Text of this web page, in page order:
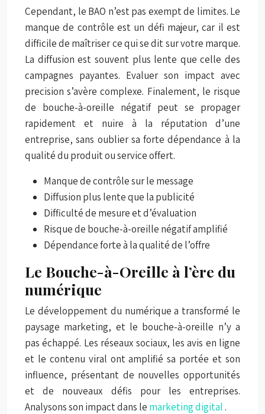
Cependant, le BAO n’est pas exempt de limites. Le
manque de contrôle est un défi majeur, car il est
difficile de maîtriser ce qui se dit sur votre marque.
La diffusion est souvent plus lente que celle des
campagnes payantes. Evaluer son impact avec
precision s’avère complexe. Finalement, le risque
de bouche-à-oreille négatif peut se propager
rapidement et nuire à la réputation d’une
entreprise, sans oublier sa forte dépendance à la
qualité du produit ou service offert.
Manque de contrôle sur le message
Diffusion plus lente que la publicité
Difficulté de mesure et d’évaluation
Risque de bouche-à-oreille négatif amplifié
Dépendance forte à la qualité de l’offre
Le Bouche-à-Oreille à l’ère du
numérique
Le développement du numérique a transformé le
paysage marketing, et le bouche-à-oreille n’y a
pas échappé. Les réseaux sociaux, les avis en ligne
et le contenu viral ont amplifié sa portée et son
influence, présentant de nouvelles opportunités
et de nouveaux défis pour les entreprises.
Analysons son impact dans le marketing digital.